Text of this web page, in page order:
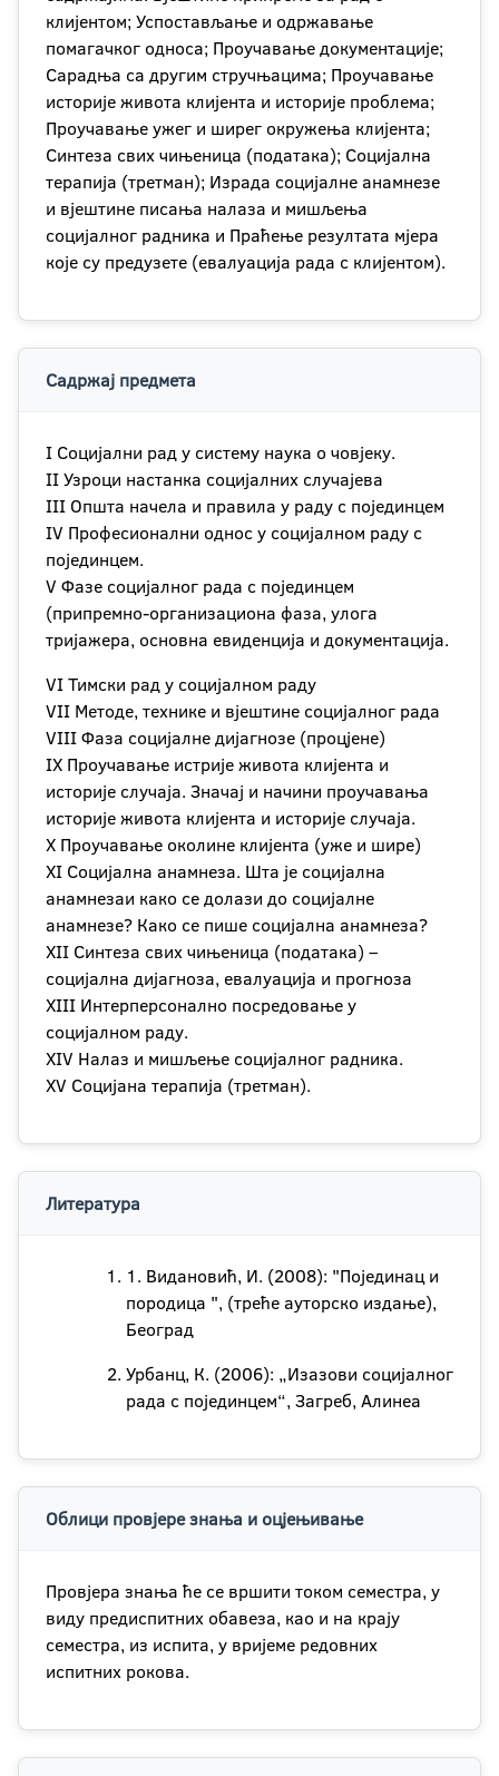
клијентом; Успостављање и одржавање
помагачког односа; Проучавање документације;
Сарадња са другим стручњацима; Проучавање
историје живота клијента и историје проблема;
Проучавање ужег и ширег окружења клијента;
Синтеза свих чињеница (података); Социјална
терапија (третман); Израда социјалне анамнезе
и вјештине писања налаза и мишљења
социјалног радника и Праћење резултата мјера
које су предузете (евалуација рада с клијентом).
Садржај предмета
I Социјални рад у систему наука о човјеку.
II Узроци настанка социјалних случајева
III Општа начела и правила у раду с појединцем
IV Професионални однос у социјалном раду с
појединцем.
V Фазе социјалног рада с појединцем
(припремно-организациона фаза, улога
тријажера, основна евиденција и документација.
VI Тимски рад у социјалном раду
VII Методе, технике и вјештине социјалног рада
VIII Фаза социјалне дијагнозе (процјене)
IX Проучавање истрије живота клијента и
историје случаја. Значај и начини проучавања
историје живота клијента и историје случаја.
X Проучавање околине клијента (уже и шире)
XI Социјална анамнеза. Шта је социјална
анамнезаи како се долази до социјалне
анамнезе? Како се пише социјална анамнеза?
XII Синтеза свих чињеница (података) –
социјална дијагноза, евалуација и прогноза
XIII Интерперсонално посредовање у
социјалном раду.
XIV Налаз и мишљење социјалног радника.
XV Социјана терапија (третман).
Литература
1. Видановић, И. (2008): "Појединац и
породица ", (треће ауторско издање),
Београд
Урбанц, К. (2006): „Изазови социјалног
рада с појединцем“, Загреб, Алинеа
Облици провјере знања и оцјењивање
Провјера знања ће се вршити током семестра, у
виду предиспитних обавеза, као и на крају
семестра, из испита, у вријеме редовних
испитних рокова.